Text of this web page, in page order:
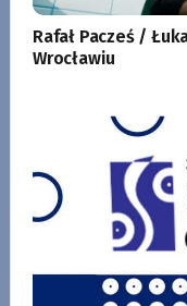
Rafał Pacześ /
Wrocławiu